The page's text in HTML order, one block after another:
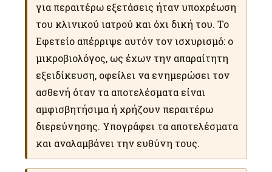
για περαιτέρω εξετάσεις ήταν υποχρέωση
του κλινικού ιατρού και όχι δική του. Το
Εφετείο απέρριψε αυτόν τον ισχυρισμό: ο
μικροβιολόγος, ως έχων την απαραίτητη
εξειδίκευση, οφείλει να ενημερώσει τον
ασθενή όταν τα αποτελέσματα είναι
αμφισβητήσιμα ή χρήζουν περαιτέρω
διερεύνησης. Υπογράφει τα αποτελέσματα
και αναλαμβάνει την ευθύνη τους.